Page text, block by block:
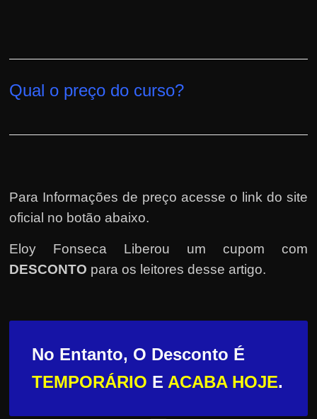
Qual o preço do curso?
Para Informações de preço acesse o link do site
oficial no botão abaixo.
Eloy Fonseca Liberou um cupom com
DESCONTO para os leitores desse artigo.
No Entanto, O Desconto É
TEMPORÁRIO E ACABA HOJE.